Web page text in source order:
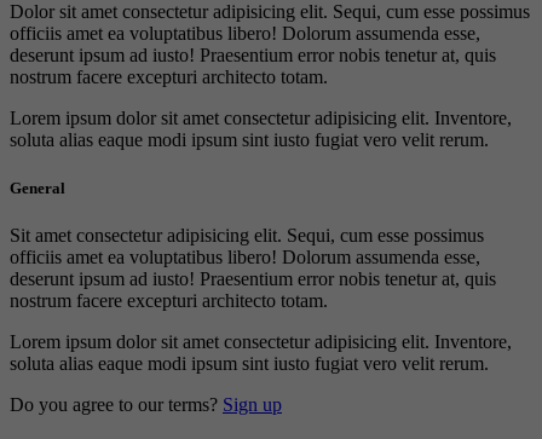
Dolor sit amet consectetur adipisicing elit. Sequi, cum esse possimus
officiis amet ea voluptatibus libero! Dolorum assumenda esse,
deserunt ipsum ad iusto! Praesentium error nobis tenetur at, quis
nostrum facere excepturi architecto totam.
Lorem ipsum dolor sit amet consectetur adipisicing elit. Inventore,
soluta alias eaque modi ipsum sint iusto fugiat vero velit rerum.
General
Sit amet consectetur adipisicing elit. Sequi, cum esse possimus
officiis amet ea voluptatibus libero! Dolorum assumenda esse,
deserunt ipsum ad iusto! Praesentium error nobis tenetur at, quis
nostrum facere excepturi architecto totam.
Lorem ipsum dolor sit amet consectetur adipisicing elit. Inventore,
soluta alias eaque modi ipsum sint iusto fugiat vero velit rerum.
Do you agree to our terms? Sign up